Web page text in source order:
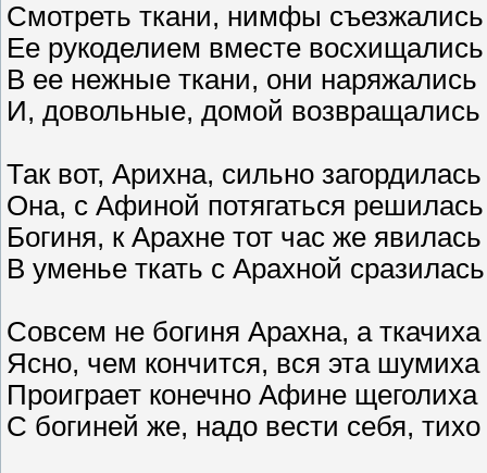
Смотреть ткани, нимфы съезжались
Ее рукоделием вместе восхищались
В ее нежные ткани, они наряжались
И, довольные, домой возвращались
Так вот, Арихна, сильно загордилась
Она, с Афиной потягаться решилась
Богиня, к Арахне тот час же явилась
В уменье ткать с Арахной сразилась
Совсем не богиня Арахна, а ткачиха
Ясно, чем кончится, вся эта шумиха
Проиграет конечно Афине щеголиха
С богиней же, надо вести себя, тихо